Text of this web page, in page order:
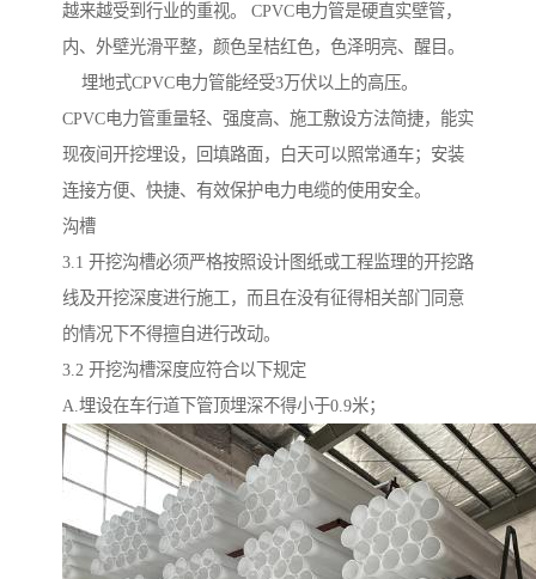
越来越受到行业的重视。 CPVC电力管是硬直实壁管，
内、外壁光滑平整，颜色呈桔红色，色泽明亮、醒目。
埋地式CPVC电力管能经受3万伏以上的高压。
CPVC电力管重量轻、强度高、施工敷设方法简捷，能实
现夜间开挖埋设，回填路面，白天可以照常通车；安装
连接方便、快捷、有效保护电力电缆的使用安全。
沟槽
3.1 开挖沟槽必须严格按照设计图纸或工程监理的开挖路
线及开挖深度进行施工，而且在没有征得相关部门同意
的情况下不得擅自进行改动。
3.2 开挖沟槽深度应符合以下规定
A.埋设在车行道下管顶埋深不得小于0.9米；